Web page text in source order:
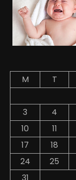
M T
3
4
10
11
17
18
24
25